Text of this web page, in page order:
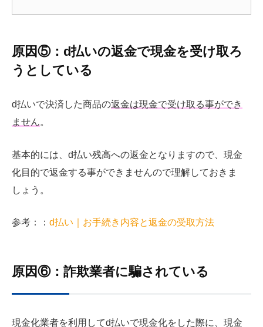
原因⑤：d払いの返金で現金を受け取ろ
うとしている
d払いで決済した商品の返金は現金で受け取る事ができ
ません。
基本的には、d払い残高への返金となりますので、現金
化目的で返金する事ができませんので理解しておきま
しょう。
参考：： d払い｜お手続き内容と返金の受取方法
原因⑥：詐欺業者に騙されている
現金化業者を利用してd払いで現金化をした際に、現金